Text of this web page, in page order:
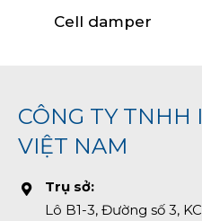
Cell damper
CÔNG TY TNHH
VIỆT NAM
Trụ sở:
Lô B1-3, Đường số 3,